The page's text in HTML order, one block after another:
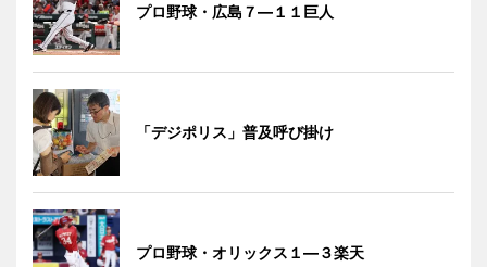
プロ野球・広島７―１１巨人
「デジポリス」普及呼び掛け
プロ野球・オリックス１―３楽天